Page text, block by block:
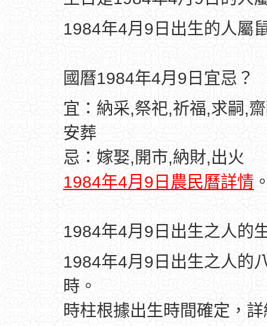
1984年4月9日出生的人屬
國曆1984年4月9日宜忌？
宜：納采,祭祀,祈福,求嗣,
安葬
忌：嫁娶,開市,納財,出火
1984年4月9日農民曆詳情
1984年4月9日出生之人的
1984年4月9日出生之人的
時。
時柱根據出生時間確定，